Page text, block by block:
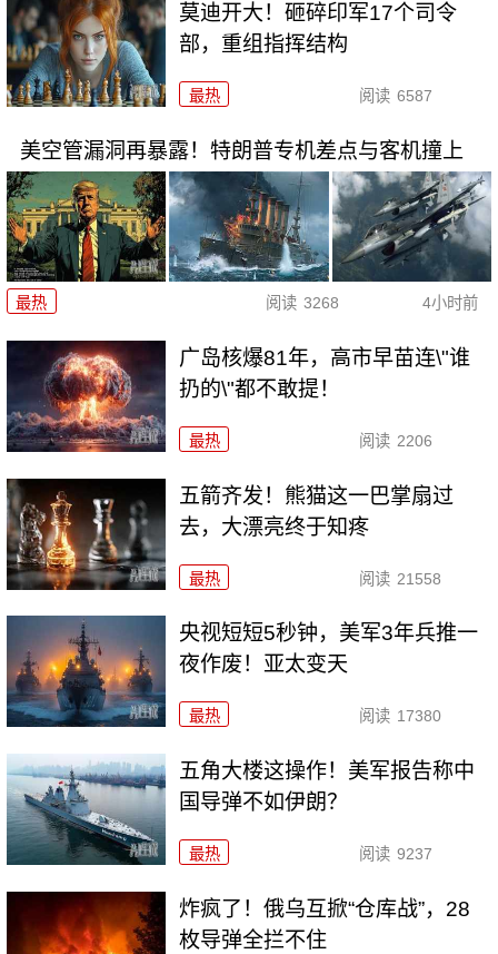
莫迪开大！砸碎印军17个司令
部，重组指挥结构
最热 阅读 6587
美空管漏洞再暴露！特朗普专机差点与客机撞上
最热 阅读 3268 4小时前
广岛核爆81年，高市早苗连\"谁
扔的\"都不敢提！
最热 阅读 2206
五箭齐发！熊猫这一巴掌扇过
去，大漂亮终于知疼
最热 阅读 21558
央视短短5秒钟，美军3年兵推一
夜作废！亚太变天
最热 阅读 17380
五角大楼这操作！美军报告称中
国导弹不如伊朗？
最热 阅读 9237
炸疯了！俄乌互掀“仓库战”，28
枚导弹全拦不住